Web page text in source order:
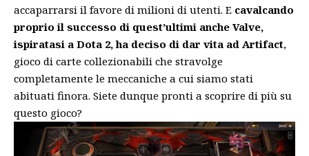
accaparrarsi il favore di milioni di utenti. E cavalcando
proprio il successo di quest’ultimi anche Valve,
ispiratasi a Dota 2, ha deciso di dar vita ad Artifact,
gioco di carte collezionabili che stravolge
completamente le meccaniche a cui siamo stati
abituati finora. Siete dunque pronti a scoprire di più su
questo gioco?